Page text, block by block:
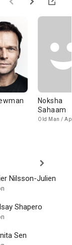
Noksha
Sahaam
Old Man /
Nilsson-Julien
Shapero
Sen